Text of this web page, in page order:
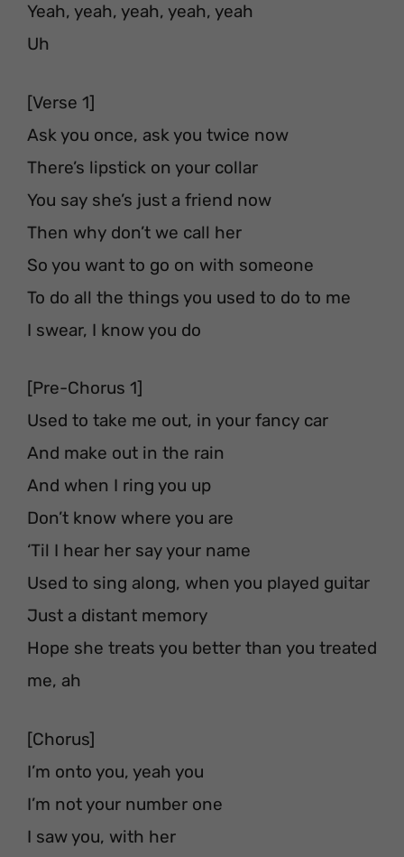
Yeah, yeah, yeah, yeah, yeah
Uh
[Verse 1]
Ask you once, ask you twice now
There’s lipstick on your collar
You say she’s just a friend now
Then why don’t we call her
So you want to go on with someone
To do all the things you used to do to me
I swear, I know you do
[Pre-Chorus 1]
Used to take me out, in your fancy car
And make out in the rain
And when I ring you up
Don’t know where you are
‘Til I hear her say your name
Used to sing along, when you played guitar
Just a distant memory
Hope she treats you better than you treated
me, ah
[Chorus]
I’m onto you, yeah you
I’m not your number one
I saw you, with her